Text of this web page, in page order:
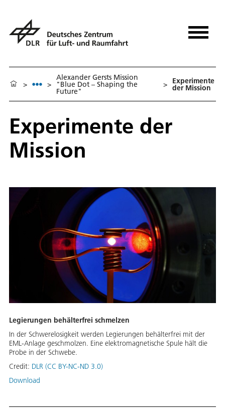
> >
Alexander Gersts Mission
"Blue Dot – Shaping the
Future"
> Experimente
der Mission
Experimente der
Mission
Legierungen behälterfrei schmelzen
In der Schwerelosigkeit werden Legierungen behälterfrei mit der
EML-Anlage geschmolzen. Eine elektromagnetische Spule hält die
Probe in der Schwebe.
Credit: DLR (CC BY-NC-ND 3.0)
Download